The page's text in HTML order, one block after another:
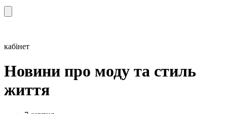
кабінет
Новини про моду та стиль
життя